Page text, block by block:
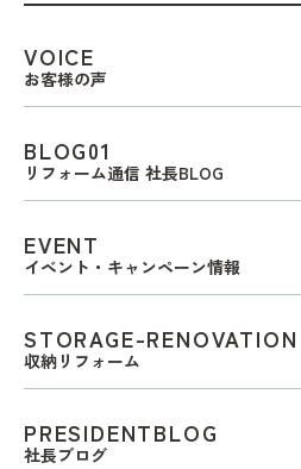
VOICE
お客様の声
BLOG01
リフォーム通信 社長BLOG
EVENT
イベント・キャンペーン情報
STORAGE-RENOVATION
収納リフォーム
PRESIDENTBLOG
社長ブログ